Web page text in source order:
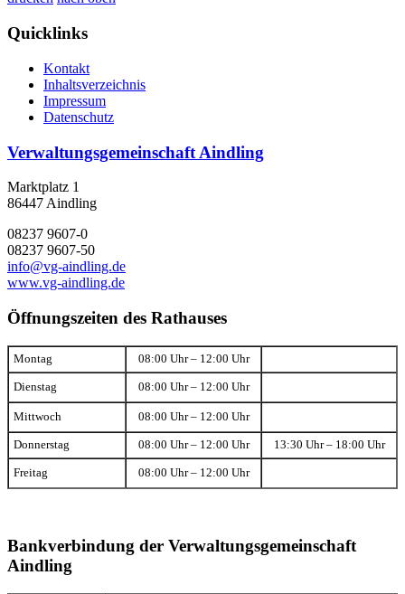
Quicklinks
Kontakt
Inhaltsverzeichnis
Impressum
Datenschutz
Verwaltungsgemeinschaft Aindling
Marktplatz 1
86447 Aindling
08237 9607-0
08237 9607-50
info@vg-aindling.de
www.vg-aindling.de
Öffnungszeiten des Rathauses
Montag 08:00 Uhr – 12:00 Uhr
Dienstag 08:00 Uhr – 12:00 Uhr
Mittwoch 08:00 Uhr – 12:00 Uhr
Donnerstag 08:00 Uhr – 12:00 Uhr 13:30 Uhr – 18:00 Uhr
Freitag 08:00 Uhr – 12:00 Uhr
Bankverbindung der Verwaltungsgemeinschaft
Aindling